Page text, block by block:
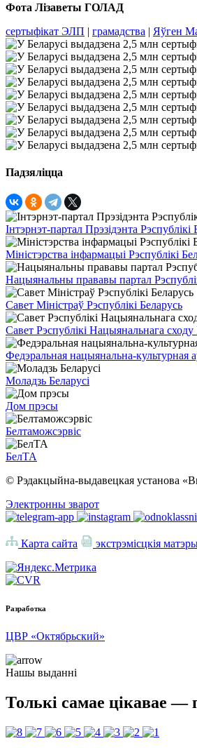
Фота Лізаветы ГОЛАД
сертыфікат ЭЛП | грамадства | Яўген
Падзяліцца
Інтэрнэт-партал Прэзідэнта Рэспублікі
Міністэрства інфармацыі Рэспублікі
Нацыянальны прававы партал
Савет Міністраў Рэспублікі Беларусь
Савет Рэспублікі Нацыянальнага сходу
Федэральная нацыянальна-культурная
Моладзь Беларусі
Дом прэсы
Белтаможсэрвіс
БелТА
© Рэдакцыйна-выдавецкая установа
Электронны зварот
Карта сайта экстрэмісцкія
Разработка
ЦВР «Октябрьский»
Нашы выданні
Толькі самае цікавае —